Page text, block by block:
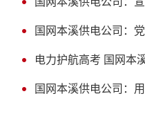
国网本溪供电公司：
电力护航高考 国网本
国网本溪供电公司：